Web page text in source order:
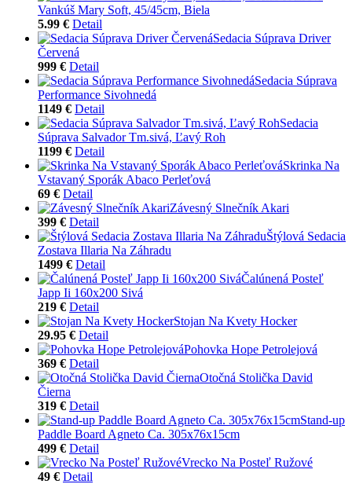
Vankúš Mary Soft, 45/45cm, Biela
5.99 € Detail
Sedacia Súprava Driver
Červená
999 € Detail
Sedacia Súprava
Performance Sivohnedá
1149 € Detail
Sedacia
Súprava Salvador Tm.sivá, Ľavý Roh
1199 € Detail
Skrinka Na
Vstavaný Sporák Abaco Perleťová
69 € Detail
Závesný Slnečník Akari
399 € Detail
Štýlová Sedacia
Zostava Illaria Na Záhradu
1499 € Detail
Čalúnená Posteľ
Japp Ii 160x200 Sivá
219 € Detail
Stojan Na Kvety Hocker
29.95 € Detail
Pohovka Hope Petrolejová
369 € Detail
Otočná Stolička David
Čierna
319 € Detail
Stand-up
Paddle Board Agneto Ca. 305x76x15cm
499 € Detail
Vrecko Na Posteľ Ružové
49 € Detail